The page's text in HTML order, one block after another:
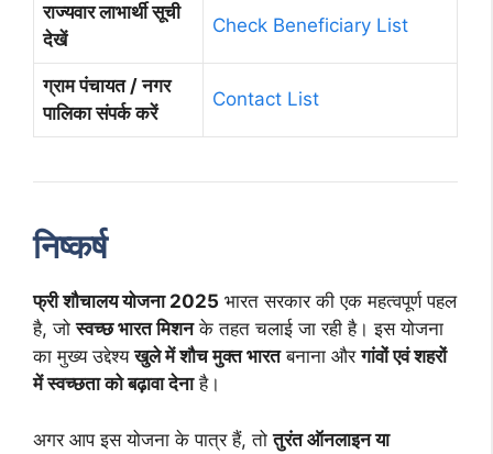
राज्यवार लाभार्थी सूची
देखें
Check Beneficiary List
ग्राम पंचायत / नगर
पालिका संपर्क करें
Contact List
निष्कर्ष
फ्री शौचालय योजना 2025 भारत सरकार की एक महत्वपूर्ण पहल
है, जोस्वच्छ भारत मिशनके तहत चलाई जा रही है। इस योजना
का मुख्य उद्देश्यखुले में शौच मुक्त भारतबनाना औरगांवों एवं शहरों
में स्वच्छता को बढ़ावा देनाहै।
अगर आप इस योजना के पात्र हैं, तोतुरंत ऑनलाइन या